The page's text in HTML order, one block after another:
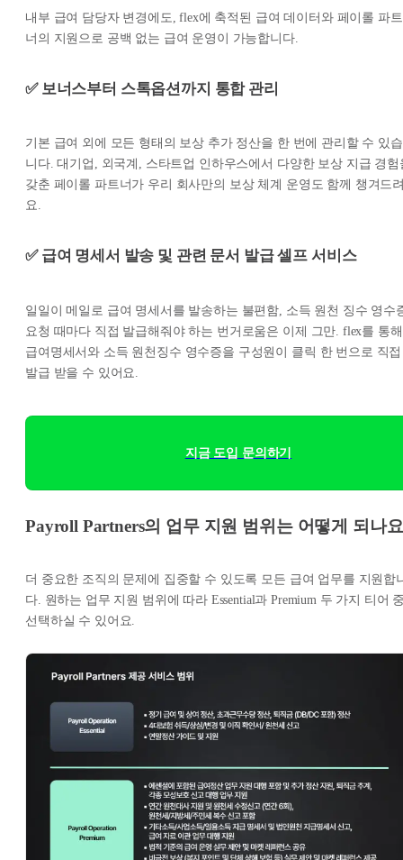
내부 급여 담당자 변경에도, flex에 축적된 급여 데이터와 페이롤 파트
너의 지원으로 공백 없는 급여 운영이 가능합니다.
✅ 보너스부터 스톡옵션까지 통합 관리
기본 급여 외에 모든 형태의 보상 추가 정산을 한 번에 관리할 수 있습
니다. 대기업, 외국계, 스타트업 인하우스에서 다양한 보상 지급 경험
갖춘 페이롤 파트너가 우리 회사만의 보상 체계 운영도 함께 챙겨드
요.
✅ 급여 명세서 발송 및 관련 문서 발급 셀프 서비스
일일이 메일로 급여 명세서를 발송하는 불편함, 소득 원천 징수 영수
요청 때마다 직접 발급해줘야 하는 번거로움은 이제 그만. flex를 통해
급여명세서와 소득 원천징수 영수증을 구성원이 클릭 한 번으로 직접
발급 받을 수 있어요.
지금 도입 문의하기
Payroll Partners의 업무 지원 범위는 어떻게 되나
더 중요한 조직의 문제에 집중할 수 있도록 모든 급여 업무를 지원합
다. 원하는 업무 지원 범위에 따라 Essential과 Premium 두 가지 티어
선택하실 수 있어요.